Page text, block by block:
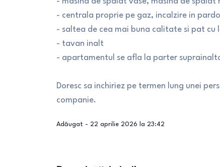
- centrala proprie pe gaz, incalzire in
- saltea de cea mai buna calitate si pat cu
- tavan inalt
- apartamentul se afla la parter
Doresc sa inchiriez pe termen lung unei
companie.
Adăugat - 22 aprilie 2026 la 23:42